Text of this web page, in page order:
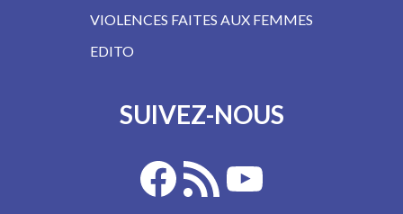
VIOLENCES FAITES AUX FEMMES
EDITO
SUIVEZ-NOUS